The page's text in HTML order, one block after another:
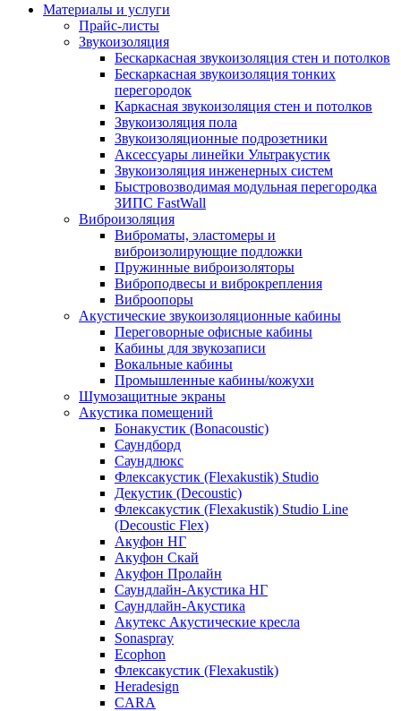
Материалы и услуги
Прайс-листы
Звукоизоляция
Бескаркасная звукоизоляция стен и потолков
Бескаркасная звукоизоляция тонких
перегородок
Каркасная звукоизоляция стен и потолков
Звукоизоляция пола
Звукоизоляционные подрозетники
Аксессуары линейки Ультракустик
Звукоизоляция инженерных систем
Быстровозводимая модульная перегородка
ЗИПС FastWall
Виброизоляция
Виброматы, эластомеры и
виброизолирующие подложки
Пружинные виброизоляторы
Виброподвесы и виброкрепления
Виброопоры
Акустические звукоизоляционные кабины
Переговорные офисные кабины
Кабины для звукозаписи
Вокальные кабины
Промышленные кабины/кожухи
Шумозащитные экраны
Акустика помещений
Бонакустик (Bonacoustic)
Саундборд
Саундлюкс
Флексакустик (Flexakustik) Studio
Декустик (Decoustic)
Флексакустик (Flexakustik) Studio Line
(Decoustic Flex)
Акуфон НГ
Акуфон Скай
Акуфон Пролайн
Саундлайн-Акустика НГ
Саундлайн-Акустика
Акутекс Акустические кресла
Sonaspray
Ecophon
Флексакустик (Flexakustik)
Heradesign
CARA